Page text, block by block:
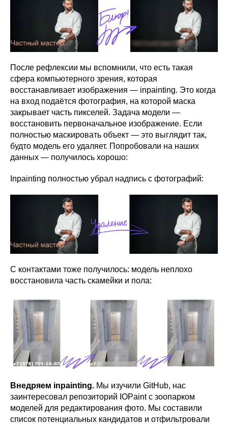
После рефлексии мы вспомнили, что есть такая
сфера компьютерного зрения, которая
восстанавливает изображения — inpainting. Это когда
на вход подаётся фотография, на которой маска
закрывает часть пикселей. Задача модели —
восстановить первоначальное изображение. Если
полностью маскировать объект — это выглядит так,
будто модель его удаляет. Попробовали на наших
данных — получилось хорошо:
Inpainting полностью убрал надпись с фотографий:
С контактами тоже получилось: модель неплохо
восстановила часть скамейки и пола:
Внедряем inpainting. Мы изучили GitHub, нас
заинтересовал репозиторий IOPaint с зоопарком
моделей для редактирования фото. Мы составили
список потенциальных кандидатов и отфильтровали